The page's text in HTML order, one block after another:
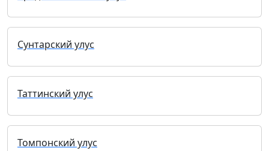
Сунтарский улус
Таттинский улус
Томпонский улус